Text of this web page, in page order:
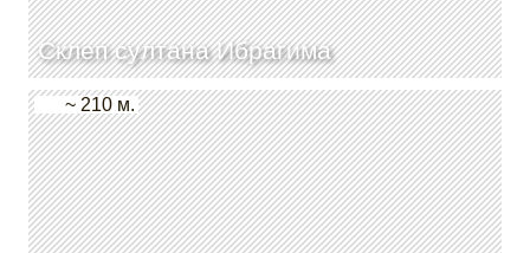
Склеп султана Ибрагима
~ 210 м.